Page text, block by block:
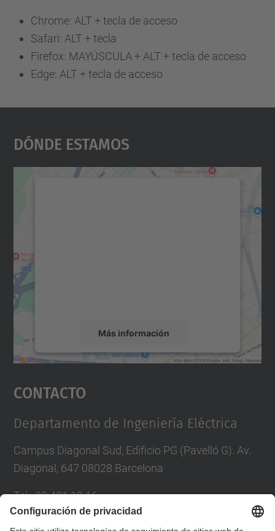
Chrome: ALT + tecla de acceso
Safari: ALT + tecla
Firefox: MAYÚSCULA + ALT + tecla de acceso
Edge: ALT + tecla de acceso
Dónde Estamos
Más información
Aceptar
powered by
Contacto
Departamento de Ingeniería Eléctrica
Campus Diagonal Sud, Edificio PG (Pavelló G). Av.
Diagonal, 647 08028 Barcelona
Tel.:93 401 19 16